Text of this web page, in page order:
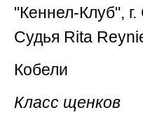
"Кеннел-Клуб",
Судья Rita
Кобели
Класс щенков